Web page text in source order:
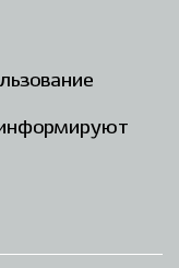
информируют